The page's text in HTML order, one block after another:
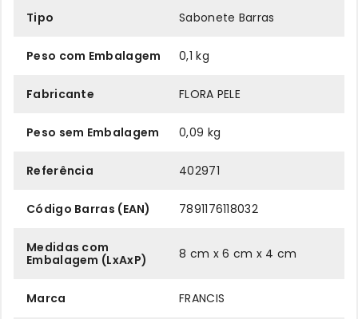
Tipo Sabonete Barras
Peso com Embalagem 0,1 kg
Fabricante FLORA PELE
Peso sem Embalagem 0,09 kg
Referência 402971
Código Barras (EAN) 7891176118032
Medidas com
Embalagem (LxAxP)
8 cm x 6 cm x 4 cm
Marca FRANCIS